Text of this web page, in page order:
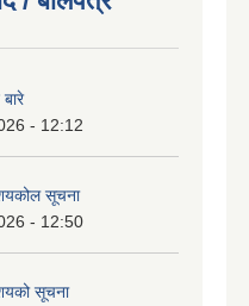
- 12:12
सूचना
- 12:50
सूचना